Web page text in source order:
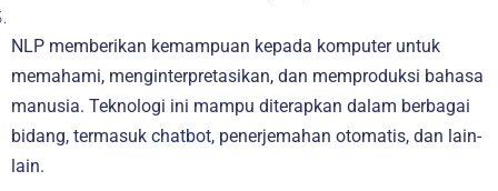
NLP memberikan kemampuan kepada komputer untuk
memahami, menginterpretasikan, dan memproduksi bahasa
manusia. Teknologi ini mampu diterapkan dalam berbagai
bidang, termasuk chatbot, penerjemahan otomatis, dan lain-
lain.